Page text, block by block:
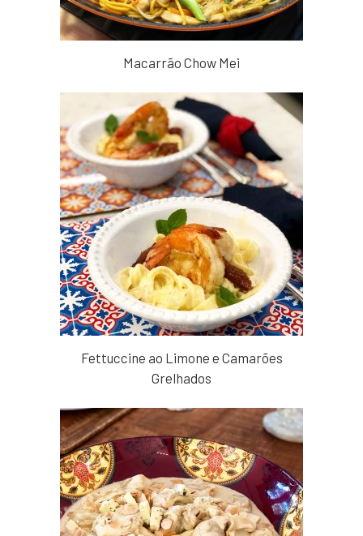
Macarrão Chow Mei
Fettuccine ao Limone e Camarões
Grelhados